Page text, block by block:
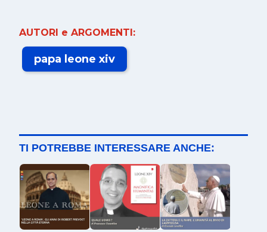
AUTORI e ARGOMENTI:
papa leone xiv
TI POTREBBE INTERESSARE ANCHE: